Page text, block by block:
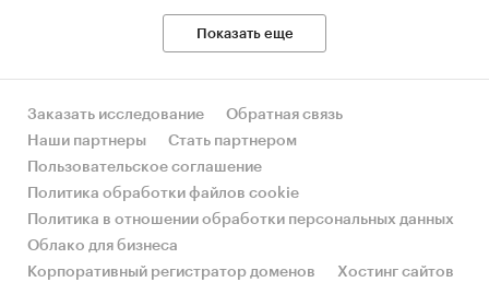
Показать еще
Заказать исследование
Обратная связь
Наши партнеры
Стать партнером
Пользовательское соглашение
Политика обработки файлов cookie
Политика в отношении обработки персональных данных
Облако для бизнеса
Корпоративный регистратор доменов
Хостинг сайтов